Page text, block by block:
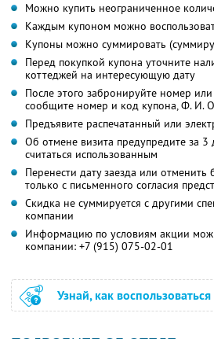
Можно купить неограниченное
Каждым купоном можно
Купоны можно суммировать
Перед покупкой купона уточните
коттеджей на интересующую дату
После этого забронируйте номер
сообщите номер и код купона,Ф. И.
Предъявите распечатанный или
Об отмене визита предупредите за 3
считаться использованным
Перенести дату заезда или
только с письменного согласия
Скидка не суммируется с другими
компании
Информацию по условиям акции
компании: +7 (915) 075-02-01
Узнай, как